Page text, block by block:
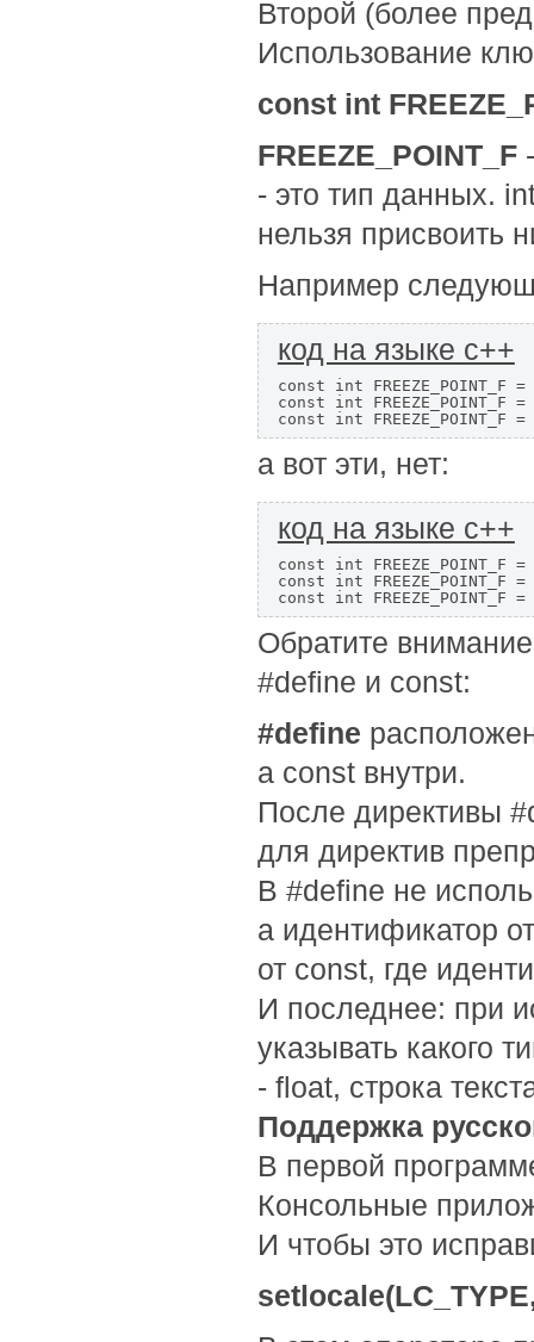
Второй (более
Использование
const int
FREEZE_POINT_F-
- это тип данных.
нельзя присвоить
Например
код на языке c++
const int FREEZE_POINT_F
const int FREEZE_POINT_F
const int FREEZE_POINT_F
а вот эти, нет:
код на языке c++
const int FREEZE_POINT_F
const int
const int
Обратите
#define и const:
#define
а const внутри.
После директивы
для директив
В #define не
а идентификатор
от const, где
И последнее: при
указывать какого
- float, строка
Поддержка
В первой
Консольные
И чтобы это